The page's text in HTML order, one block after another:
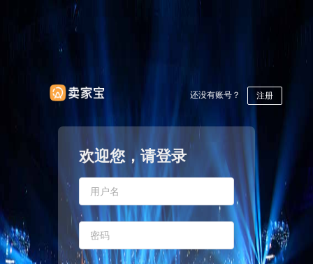
还没有账号？ 注册
欢迎您，请登录